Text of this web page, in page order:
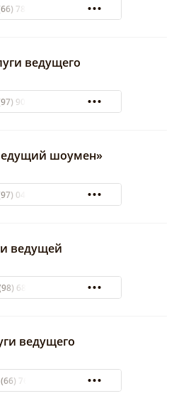
784-29-92
ведущего
905-94-74
шоумен»
046-44-44
ведущей
680 81 20
ведущего
7664544